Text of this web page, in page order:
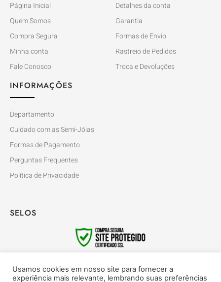
Página Inicial
Quem Somos
Compra Segura
Minha conta
Fale Conosco
Detalhes da conta
Garantia
Formas de Envio
Rastreio de Pedidos
Troca e Devoluções
INFORMAÇÕES
Departamento
Cuidado com as Semi-Jóias
Formas de Pagamento
Perguntas Frequentes
Política de Privacidade
SELOS
Usamos cookies em nosso site para fornecer a
experiência mais relevante, lembrando suas preferências